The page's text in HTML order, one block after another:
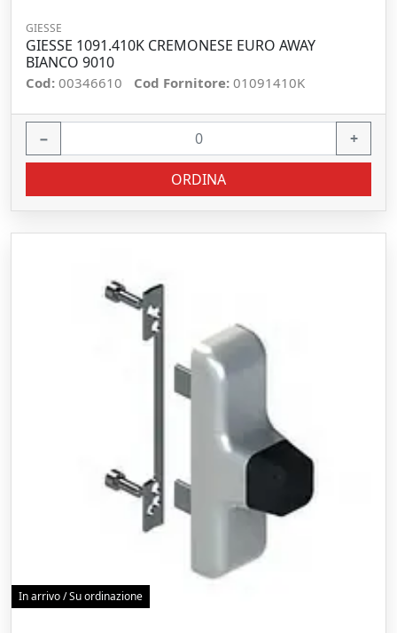
GIESSE
GIESSE 1091.410K CREMONESE EURO AWAY
BIANCO 9010
Cod: 00346610 Cod Fornitore: 01091410K
− +
ORDINA
In arrivo / Su ordinazione